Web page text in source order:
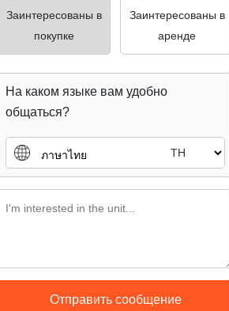
Заинтересованы в
покупке
Заинтересованы в
аренде
На каком языке вам удобно
общаться?
TH
Отправить сообщение